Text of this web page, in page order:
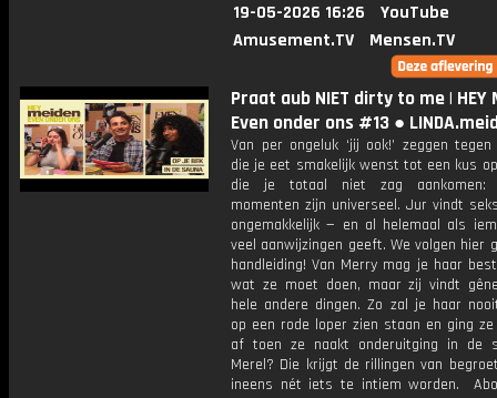
19-05-2026 16:26
YouTube
Amusement.TV
Mensen.TV
Praat aub NIET dirty to me | HEY
Even onder ons #13 ●
Van per ongeluk ‘jij ook!’ zeggen
die je eet smakelijk wenst tot een kus
die je totaal niet zag aankomen:
momenten zijn universeel. Jur vindt
ongemakkelijk — en al helemaal als
veel aanwijzingen geeft. We volgen hier
handleiding! Van Merry mag je haar
wat ze moet doen, maar zij vindt
hele andere dingen. Zo zal je haar
op een rode loper zien staan en ging
af toen ze naakt onderuitging in de
Merel? Die krijgt de rillingen van
ineens nét iets te intiem worden.